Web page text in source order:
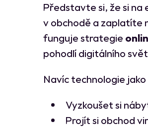
Představte si, že si
v obchodě a zaplatíte
funguje strategie
pohodlí digitálního
Navíc technologie jako
Vyzkoušet si
Projít si obchod